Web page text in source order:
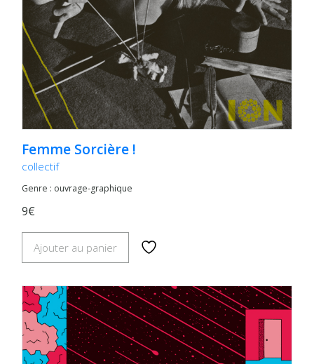
Femme Sorcière !
collectif
Genre : ouvrage-graphique
9€
Ajouter au panier